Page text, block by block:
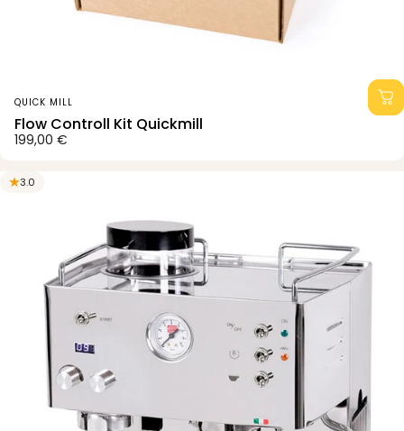
Anbieter:
QUICK MILL
Flow Controll Kit Quickmill
199,00 €
3.0